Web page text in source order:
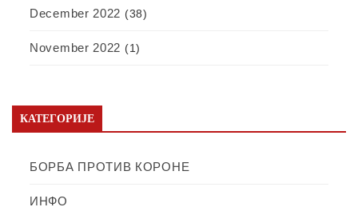
December 2022 (38)
November 2022 (1)
КАТЕГОРИЈЕ
БОРБА ПРОТИВ КОРОНЕ
ИНФО